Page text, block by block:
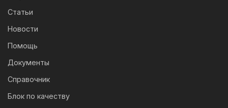
Статьи
Новости
Помощь
Документы
Справочник
Блок по качеству